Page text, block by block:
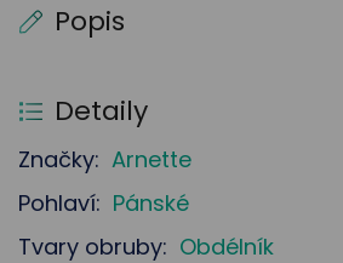
Popis
Detaily
Značky: Arnette
Pohlaví: Pánské
Tvary obruby: Obdélník